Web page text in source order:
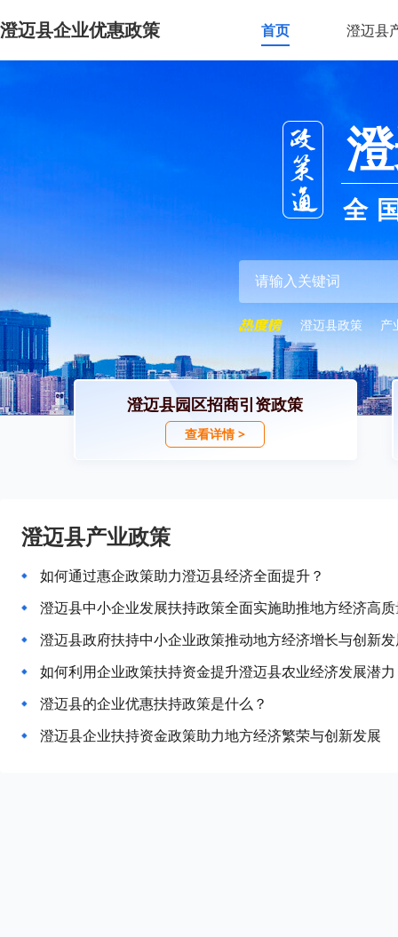
澄迈县企业优惠政策 首页 澄迈县
全
澄迈县政策 产
澄迈县园区招商引资政策
查看详情 >
澄迈县产业政策
如何通过惠企政策助力澄迈县经济全面提升？
澄迈县中小企业发展扶持政策全面实施助推地方经济高
澄迈县政府扶持中小企业政策推动地方经济增长与创新
如何利用企业政策扶持资金提升澄迈县农业经济发展潜
澄迈县的企业优惠扶持政策是什么？
澄迈县企业扶持资金政策助力地方经济繁荣与创新发展